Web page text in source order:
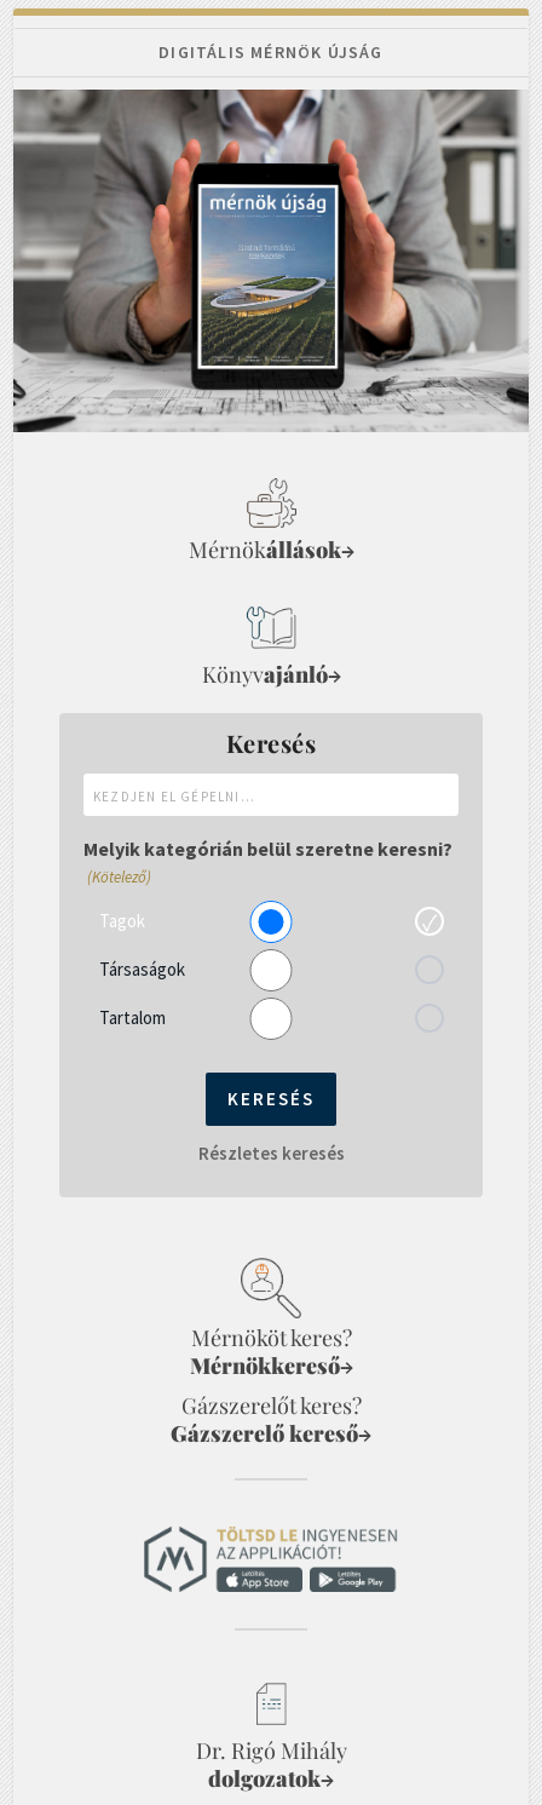
DIGITÁLIS MÉRNÖK ÚJSÁG
Mérnökállások→
Könyvajánló→
Keresés
el
gépelni...
Melyik kategórián belül szeretne keresni?
(Kötelező)
Tagok
Társaságok
Tartalom
Részletes keresés
Mérnököt keres?
Mérnökkereső→
Gázszerelőt keres?
Gázszerelő kereső→
Dr. Rigó Mihály
dolgozatok→